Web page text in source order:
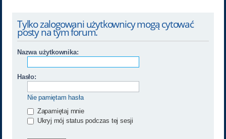
Tylko zalogowani użytkownicy mogą cytować
posty na tym forum.
Nazwa użytkownika:
Hasło:
Nie pamiętam hasła
Zapamiętaj mnie
Ukryj mój status podczas tej sesji